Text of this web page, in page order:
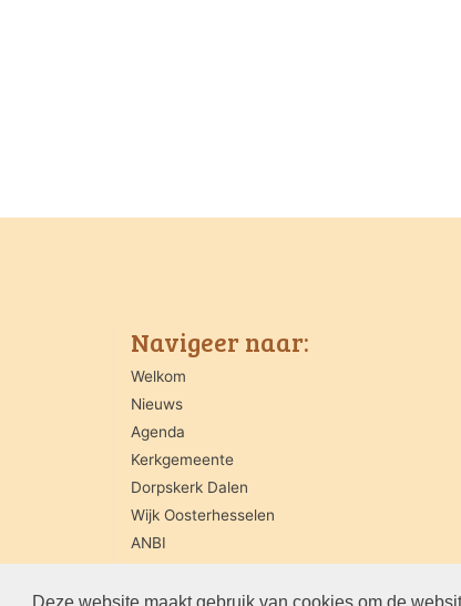
Navigeer naar:
Welkom
Nieuws
Agenda
Kerkgemeente
Dorpskerk Dalen
Wijk Oosterhesselen
ANBI